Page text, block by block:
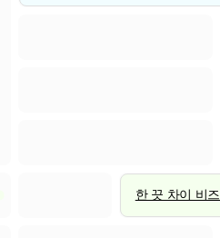
한 끗 차이 비